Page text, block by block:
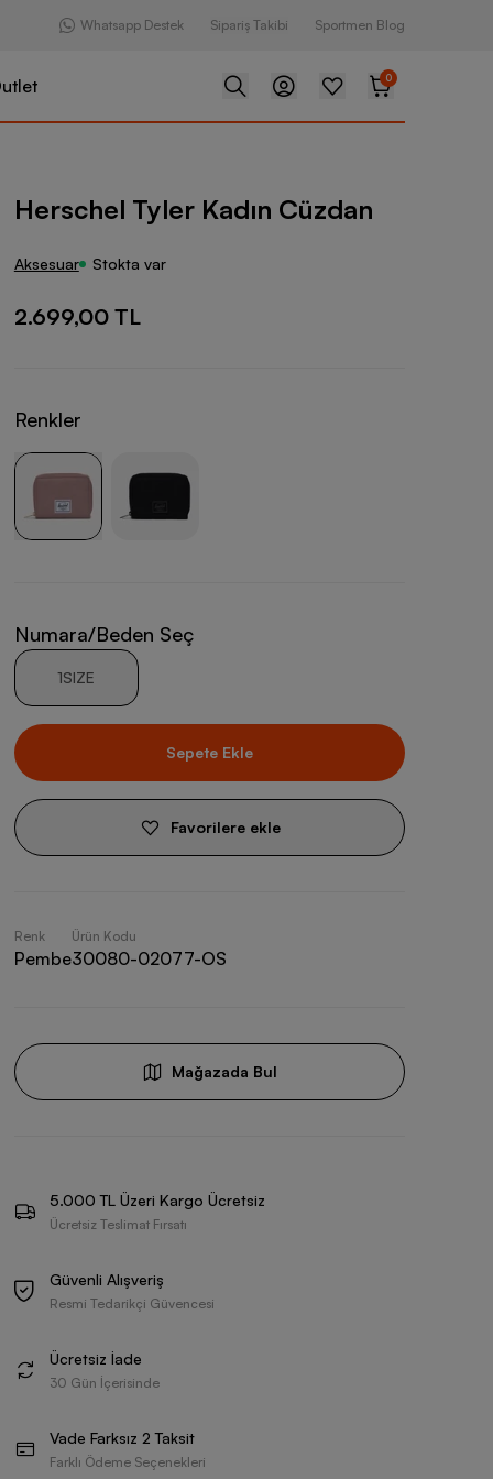
Whatsapp Destek Sipariş Takibi Sportmen Blog
0
Kadın Cüzdan
Herschel Tyler Kadın Cüzdan
Aksesuar Stokta var
2.699,00 TL
Renkler
Numara/Beden Seç
1SIZE
Sepete Ekle
Favorilere ekle
Renk
Pembe
Ürün Kodu
30080-02077-OS
Mağazada Bul
5.000 TL Üzeri Kargo Ücretsiz
Ücretsiz Teslimat Fırsatı
Güvenli Alışveriş
Resmi Tedarikçi Güvencesi
Ücretsiz İade
30 Gün İçerisinde
Vade Farksız 2 Taksit
Farklı Ödeme Seçenekleri